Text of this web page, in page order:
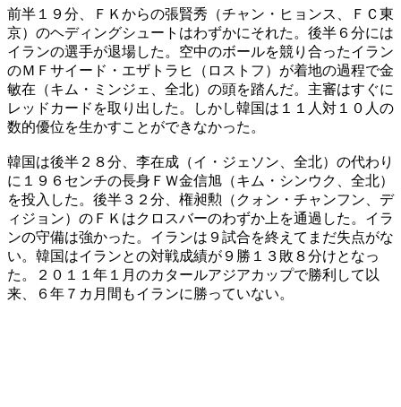
前半１９分、ＦＫからの張賢秀（チャン・ヒョンス、ＦＣ東
京）のヘディングシュートはわずかにそれた。後半６分には
イランの選手が退場した。空中のボールを競り合ったイラン
のＭＦサイード・エザトラヒ（ロストフ）が着地の過程で金
敏在（キム・ミンジェ、全北）の頭を踏んだ。主審はすぐに
レッドカードを取り出した。しかし韓国は１１人対１０人の
数的優位を生かすことができなかった。
韓国は後半２８分、李在成（イ・ジェソン、全北）の代わり
に１９６センチの長身ＦＷ金信旭（キム・シンウク、全北）
を投入した。後半３２分、権昶勲（クォン・チャンフン、デ
ィジョン）のＦＫはクロスバーのわずか上を通過した。イラ
ンの守備は強かった。イランは９試合を終えてまだ失点がな
い。韓国はイランとの対戦成績が９勝１３敗８分けとなっ
た。２０１１年１月のカタールアジアカップで勝利して以
来、６年７カ月間もイランに勝っていない。